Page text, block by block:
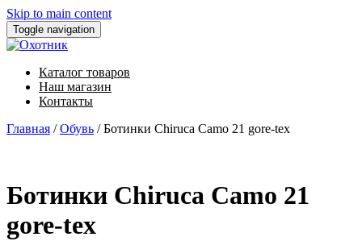
Skip to main content
Toggle navigation
Каталог товаров
Наш магазин
Контакты
Главная /Обувь / Ботинки Chiruca Camo 21 gore-tex
Ботинки Chiruca Camo 21
gore-tex